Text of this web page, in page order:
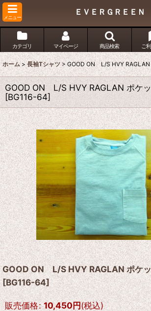
メニュー
ＥＶＥＲＧＲＥＥＮ
カテゴリ マイページ 商品検索 ご
ホーム > 長袖Tシャツ > GOOD ON L/S HVY RAGLAN
GOOD ON L/S HVY RAGLAN ポケ
[BG116-64]
GOOD ON L/S HVY RAGLAN ポケ
[BG116-64]
販売価格: 10,450円(税込)